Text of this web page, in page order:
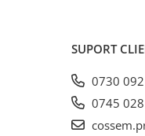
SUPORT
0730
0745